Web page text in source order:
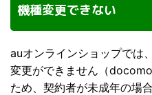
機種変更できない
auオンラインショップでは
変更ができません（
ため、契約者が未成年の場